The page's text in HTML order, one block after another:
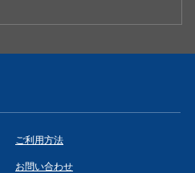
ご利用方法
お問い合わせ